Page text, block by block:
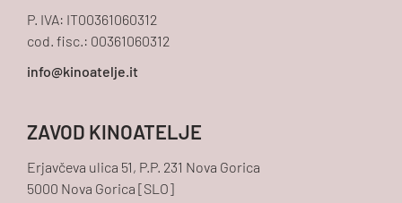
P. IVA: IT00361060312
cod. fisc.: 00361060312
ZAVOD KINOATELJE
Erjavčeva ulica 51, P.P. 231 Nova Gorica
5000 Nova Gorica [SLO]